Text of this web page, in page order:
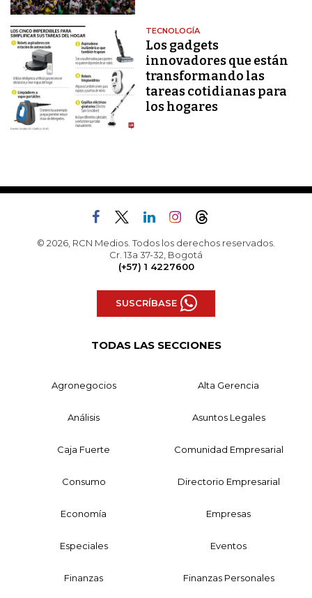
TECNOLOGÍA
Los gadgets
innovadores que están
transformando las
tareas cotidianas para
los hogares
© 2026, RCN Medios. Todos los derechos reservados.
Cr. 13a 37-32, Bogotá
(+57) 1 4227600
SUSCRÍBASE
TODAS LAS SECCIONES
Agronegocios Alta Gerencia
Análisis Asuntos Legales
Caja Fuerte Comunidad Empresarial
Consumo Directorio Empresarial
Economía Empresas
Especiales Eventos
Finanzas Finanzas Personales